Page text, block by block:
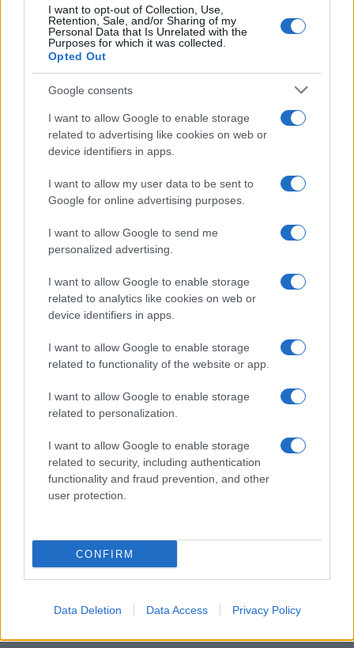
I want to opt-out of Collection, Use,
Retention, Sale, and/or Sharing of my
Personal Data that Is Unrelated with the
Purposes for which it was collected.
Opted Out
Google consents
I want to allow Google to enable storage
related to advertising like cookies on web or
device identifiers in apps.
I want to allow my user data to be sent to
Google for online advertising purposes.
I want to allow Google to send me
personalized advertising.
I want to allow Google to enable storage
related to analytics like cookies on web or
device identifiers in apps.
I want to allow Google to enable storage
related to functionality of the website or app.
I want to allow Google to enable storage
related to personalization.
I want to allow Google to enable storage
related to security, including authentication
functionality and fraud prevention, and other
user protection.
CONFIRM
Data Deletion Data Access Privacy Policy
Παρεμβάσεις για αύξηση διαθέσιμου
εισοδήματος
Η νέα αύξηση εντάσσεται σε ένα ευρύτερο πλέγμα
συλλογικές διαπραγματεύσεις και η εφαρμογή της